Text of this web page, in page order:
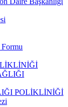
POLİKLİNİĞİ